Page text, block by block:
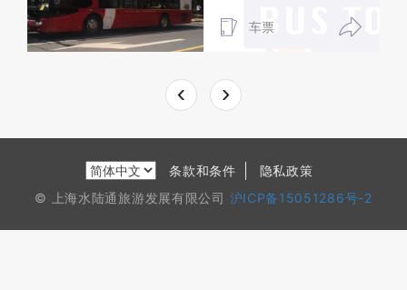
车票
条款和条件
隐私政策
© 上海水陆通旅游发展有限公司 沪ICP备15051286号-2